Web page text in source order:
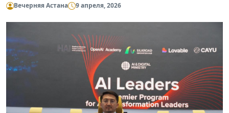
Вечерняя Астана 9 апреля, 2026